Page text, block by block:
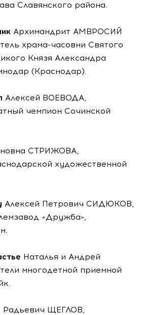
Славянского района.
Архимандрит АМВРОСИЙ
храма-часовни Святого
Князя Александра
(Краснодар).
Алексей ВОЕВОДА,
чемпион Сочинской
СТРИЖОВА,
художественной
Алексей Петрович СИДЮКОВ,
«Дружба»,
Наталья и Андрей
многодетной приемной
Радьевич ЩЕГЛОВ,